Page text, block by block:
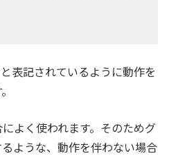
表記されているように動作を
よく使われます。そのためグ
ような、動作を伴わない場合